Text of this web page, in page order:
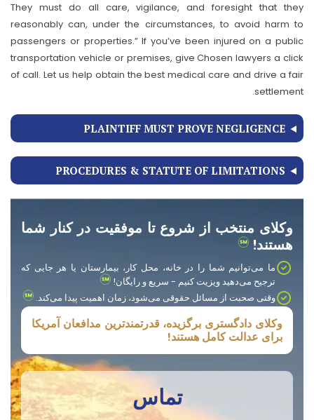
They must do all care, vigilance, and foresight that they
reasonably can, under the circumstances, to avoid harm to
passengers or properties.” If you’ve been injured on a public
transportation vehicle or premises, give Chosen lawyers a click
of call. Let us help obtain the best medical care and drive a fair
settlement.
PLAINTIFF MUST PROVE NEGLIGENCE
PROCEDURES & STATUTE OF LIMITATIONS
وکلای منتخب از شروع تا موفقیت در کنار شما
هستند!
ما می‌توانیم شما را در خانه، محل کار، بیمارستان یا هر جایی که
ترجیح می‌دهید ویزیت کنیم - سریع و رایگان!
وقتی صحبت از مسائل حقوقی می‌شود، زمان اهمیت پیدا می‌کند.
وکلای دادگستری برگزیده، قدرتمندترین مدافعان آمریکا
برای عدالت کامل هستند!
تماس